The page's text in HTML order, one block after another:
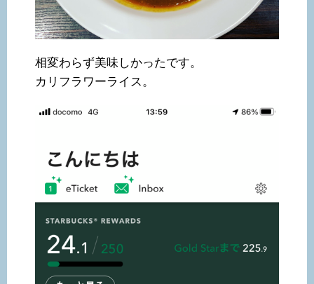
相変わらず美味しかったです。
カリフラワーライス。